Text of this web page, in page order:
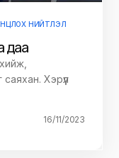
НИЙТЛЭЛ
даа
Хэрүүл
16/11/2023